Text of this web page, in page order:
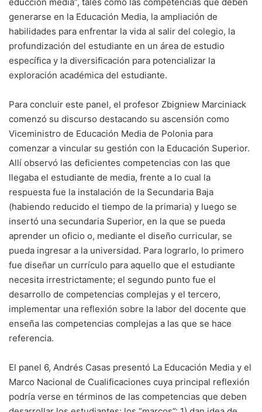
generarse en la Educación Media, la ampliación de
habilidades para enfrentar la vida al salir del colegio, la
profundización del estudiante en un área de estudio
específica y la diversificación para potencializar la
exploración académica del estudiante.
Para concluir este panel, el profesor Zbigniew Marciniack
comenzó su discurso destacando su ascensión como
Viceministro de Educación Media de Polonia para
comenzar a vincular su gestión con la Educación Superior.
Allí observó las deficientes competencias con las que
llegaba el estudiante de media, frente a lo cual la
respuesta fue la instalación de la Secundaria Baja
(habiendo reducido el tiempo de la primaria) y luego se
insertó una secundaria Superior, en la que se pueda
aprender un oficio o, mediante el diseño curricular, se
pueda ingresar a la universidad. Para lograrlo, lo primero
fue diseñar un currículo para aquello que el estudiante
necesita irrestrictamente; el segundo punto fue el
desarrollo de competencias complejas y el tercero,
implementar una reflexión sobre la labor del docente que
enseña las competencias complejas a las que se hace
referencia.
El panel 6, Andrés Casas presentó La Educación Media y el
Marco Nacional de Cualificaciones cuya principal reflexión
podría verse en términos de las competencias que deben